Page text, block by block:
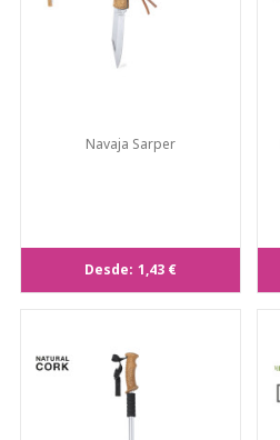
Navaja Sarper
Desde: 1,43 €